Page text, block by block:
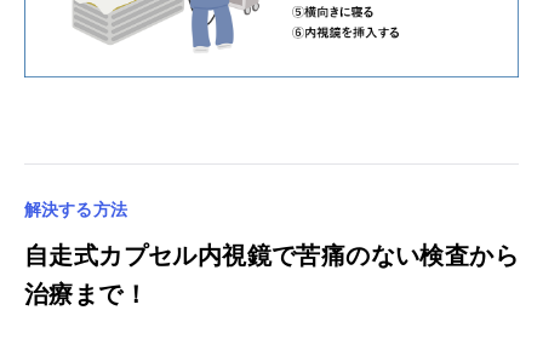
解決する方法
自走式カプセル内視鏡で苦痛のない検査から
治療まで！